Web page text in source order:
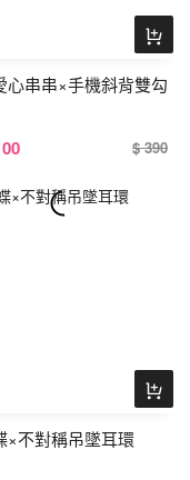
心串串×手機斜背雙勾
$ 390
×不對稱吊墜耳環